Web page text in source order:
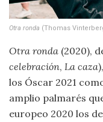
Otra ronda (Thomas
Otra ronda (2020),
celebración, La caza
los Óscar 2021
amplio palmarés
europeo 2020 los